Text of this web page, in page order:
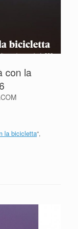
con la
la bicicletta“,